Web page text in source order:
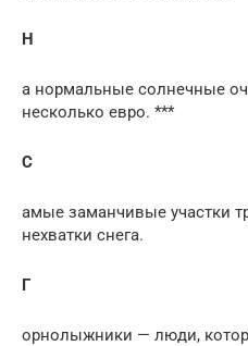
Н
а нормальные солнечные
несколько евро. ***
С
амые заманчивые участки
нехватки снега.
Г
орнолыжники — люди,